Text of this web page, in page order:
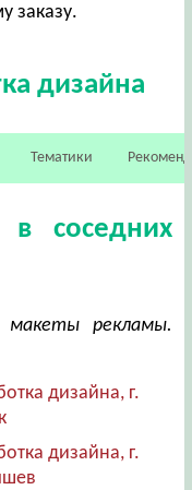
заказу.
дизайна
Тематики
в соседних
макеты рекламы.
дизайна, г.
дизайна, г.